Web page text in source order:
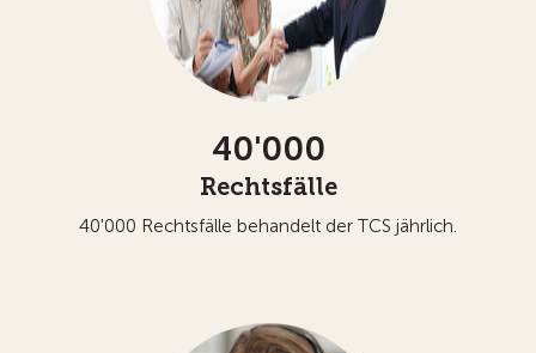
40'000
Rechtsfälle
40'000 Rechtsfälle behandelt der TCS jährlich.